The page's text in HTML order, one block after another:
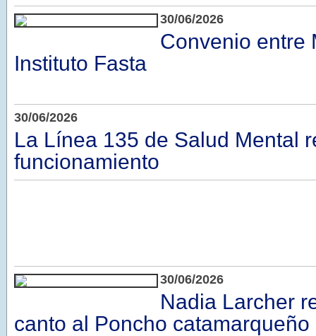
30/06/2026
Convenio entre
Instituto Fasta
30/06/2026
La Línea 135 de Salud Mental
funcionamiento
30/06/2026
Nadia Larcher
canto al Poncho catamarqueño